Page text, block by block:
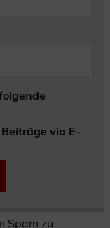
via E-
Spam zu